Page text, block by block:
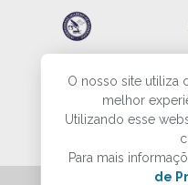
O nosso site utiliza
melhor
Utilizando esse
Para mais
de